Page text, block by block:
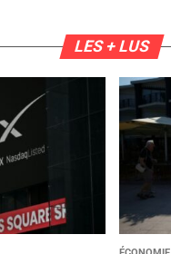
LES + LUS